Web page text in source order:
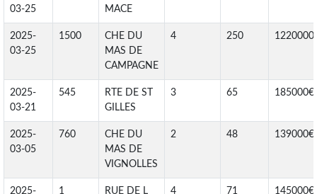
03-25
MACE
2025-
03-25
1500
CHE DU
MAS DE
CAMPAGNE
4 250
2025-
03-21
545
RTE DE ST
GILLES
3 65 185000€
2025-
03-05
760
CHE DU
MAS DE
VIGNOLLES
2 48 139000€
2025-
1
RUE DE L
4 71 145000€